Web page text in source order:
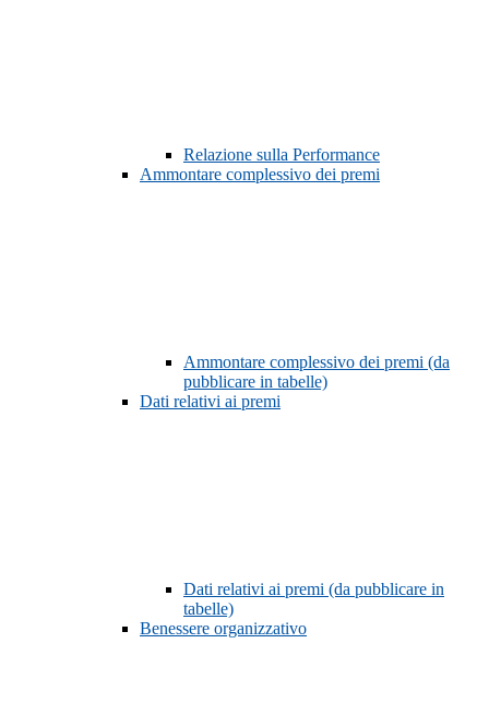
Relazione sulla Performance
Ammontare complessivo dei premi
Ammontare complessivo dei premi (da
pubblicare in tabelle)
Dati relativi ai premi
Dati relativi ai premi (da pubblicare in
tabelle)
Benessere organizzativo